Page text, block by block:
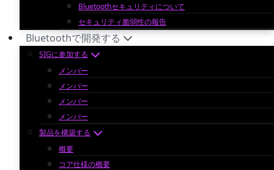
Bluetoothセキュリティについて
セキュリティ脆弱性の報告
Bluetoothで開発する
SIGに参加する
メンバー
メンバー
メンバー
メンバー
製品を構築する
概要
コア仕様の概要